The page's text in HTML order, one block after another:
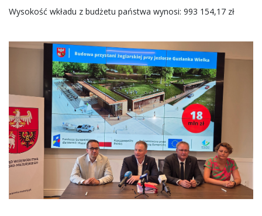
Wysokość wkładu z budżetu państwa wynosi: 993 154,17 zł